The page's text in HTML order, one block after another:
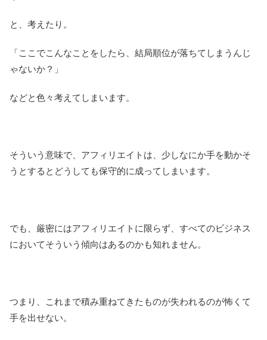
と、考えたり。
「ここでこんなことをしたら、結局順位が落ちてしまうんじ
ゃないか？」
などと色々考えてしまいます。
そういう意味で、アフィリエイトは、少しなにか手を動かそ
うとするとどうしても保守的に成ってしまいます。
でも、厳密にはアフィリエイトに限らず、すべてのビジネス
においてそういう傾向はあるのかも知れません。
つまり、これまで積み重ねてきたものが失われるのが怖くて
手を出せない。